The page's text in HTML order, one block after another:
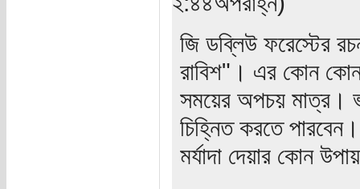
জি ডব্লিউ ফরেস্টের
রাবিশ"। এর কোন কোন
সময়ের অপচয় মাত্র।
চিহ্নিত করতে
মর্যাদা দেয়ার কোন